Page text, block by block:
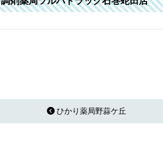
ひかり薬局野蒜ケ丘